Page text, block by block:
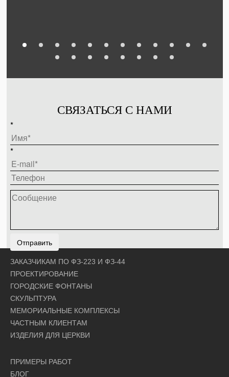
СВЯЗАТЬСЯ С НАМИ
*
*
Отправить
ЗАКАЗЧИКАМ ПО ФЗ-223 И ФЗ-44
ПРОЕКТИРОВАНИЕ
ГОРОДСКИЕ ФОНТАНЫ
СКУЛЬПТУРА
МЕМОРИАЛЬНЫЕ КОМПЛЕКСЫ
ЧАСТНЫМ КЛИЕНТАМ
ИЗДЕЛИЯ ДЛЯ ЦЕРКВИ
ПРИМЕРЫ РАБОТ
БЛОГ